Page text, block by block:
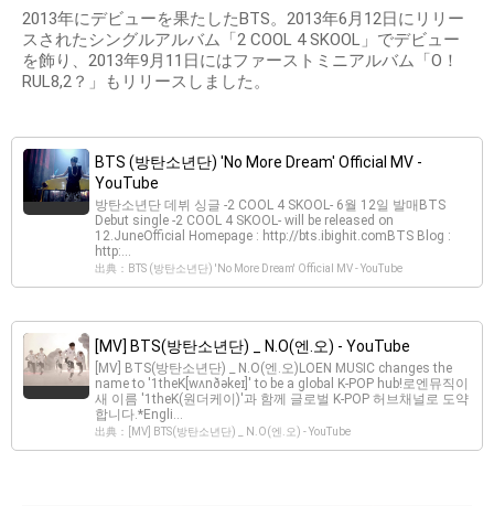
2013年にデビューを果たしたBTS。2013年6月12日にリリー
スされたシングルアルバム「2 COOL 4 SKOOL」でデビュー
を飾り、2013年9月11日にはファーストミニアルバム「O！
RUL8,2？」もリリースしました。
BTS (방탄소년단) 'No More Dream' Official MV -
YouTube
방탄소년단 데뷔 싱글 -2 COOL 4 SKOOL- 6월 12일 발매BTS
Debut single -2 COOL 4 SKOOL- will be released on
12.JuneOfficial Homepage : http://bts.ibighit.comBTS Blog :
http:...
出典：BTS (방탄소년단) 'No More Dream' Official MV - YouTube
[MV] BTS(방탄소년단) _ N.O(엔.오) - YouTube
[MV] BTS(방탄소년단) _ N.O(엔.오)LOEN MUSIC changes the
name to '1theK[wʌnðəkeɪ]' to be a global K-POP hub!로엔뮤직이
새 이름 '1theK(원더케이)'과 함께 글로벌 K-POP 허브채널로 도약
합니다.*Engli...
出典：[MV] BTS(방탄소년단) _ N.O(엔.오) - YouTube